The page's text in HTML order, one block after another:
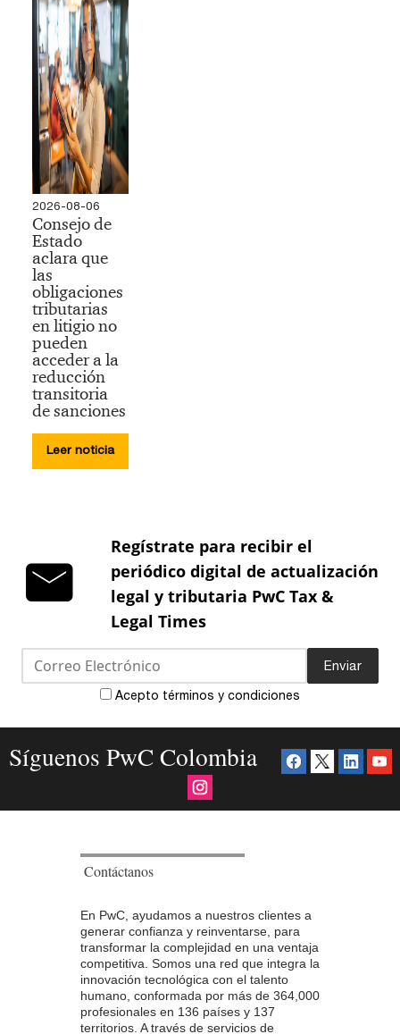
2026-08-06
Consejo de
Estado
aclara que
las
obligaciones
tributarias
en litigio no
pueden
acceder a la
reducción
transitoria
de sanciones
Leer noticia
Regístrate para recibir el
periódico digital de actualización
legal y tributaria PwC Tax &
Legal Times
Enviar
Acepto términos y condiciones
Síguenos PwC Colombia
Contáctanos
En PwC, ayudamos a nuestros clientes a
generar confianza y reinventarse, para
transformar la complejidad en una ventaja
competitiva. Somos una red que integra la
innovación tecnológica con el talento
humano, conformada por más de 364,000
profesionales en 136 países y 137
territorios. A través de servicios de